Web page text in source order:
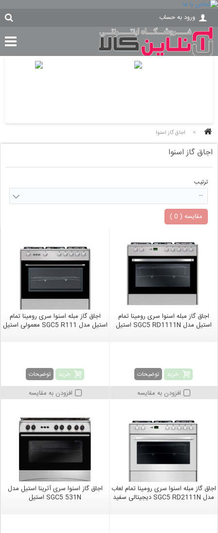
ورود به حساب
> اجاق گاز اسنوا
اجاق گاز اسنوا
ترتیب
--
مقایسه ( 0
)
اجاق گاز مبله اسنوا سری رومینا تمام
استیل مدل SGC5 RD1111N استیل
خرید توضیحات
افزودن به مقایسه
اجاق گاز مبله اسنوا سری رومینا تمام
استیل مدل SGC5 R111 معمولی استیل
خرید توضیحات
افزودن به مقایسه
اجاق گاز مبله اسنوا سری رومینا تمام لعاب
مدل SGC5 RD2111N دیجیتالی سفید
اجاق گاز اسنوا سری آترینا استیل مدل
SGC5 531N استیل